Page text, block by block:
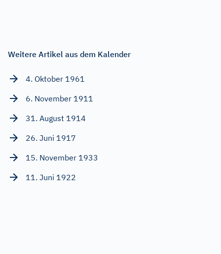
Weitere Artikel aus dem Kalender
4. Oktober 1961
6. November 1911
31. August 1914
26. Juni 1917
15. November 1933
11. Juni 1922